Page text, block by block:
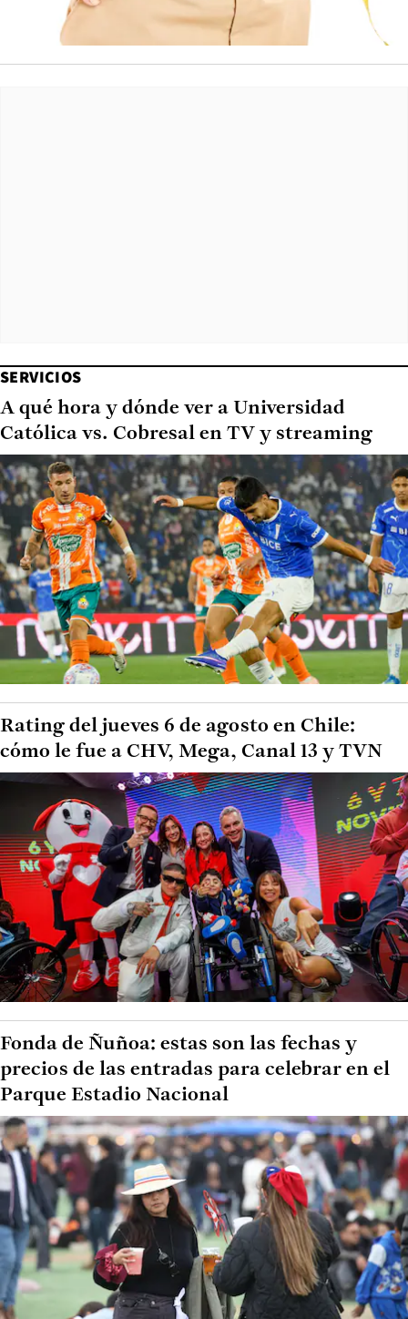
SERVICIOS
A qué hora y dónde ver a Universidad
Católica vs. Cobresal en TV y streaming
Rating del jueves 6 de agosto en Chile:
cómo le fue a CHV, Mega, Canal 13 y TVN
Fonda de Ñuñoa: estas son las fechas y
precios de las entradas para celebrar en el
Parque Estadio Nacional